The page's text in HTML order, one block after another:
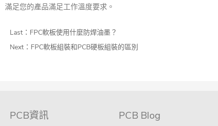
滿足您的產品滿足工作溫度要求。
Last： FPC軟板使用什麼防焊油墨？
Next： FPC軟板組裝和PCB硬板組裝的區別
PCB資訊 PCB Blog